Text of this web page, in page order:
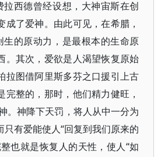
拉西德曾经设想，大神宙斯在创
成了爱神。由此可见，在希腊，
生的原动力，是最根本的生命原
。其次，爱欲是人渴望恢复原始
拉图借阿里斯多芬之口援引上古
完整的，那时，他们精力健旺，
。神降下天罚，将人从中一分为
有爱能使人“回复到我们原来的
也就是恢复人的天性，使人“如